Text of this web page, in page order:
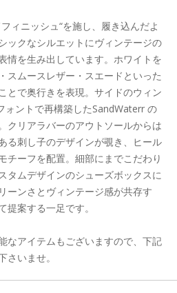
ィニッシュ“を施し、履き込んだよ
ックなシルエットにヴィンテージの
情を生み出しています。ホワイトを
スムースレザー・スエードといった
とで奥行きを表現。サイドのウィン
ォントで再構築したSandWaterr の
クリアラバーのアウトソールからは
る刺し子のデザインが覗き、ヒール
チーフを配置。細部にまでこだわり
タムデザインのシューズボックスに
ーンさとヴィンテージ感が共存す
提案する一足です。
なアイテムもございますので、下記
さいませ。